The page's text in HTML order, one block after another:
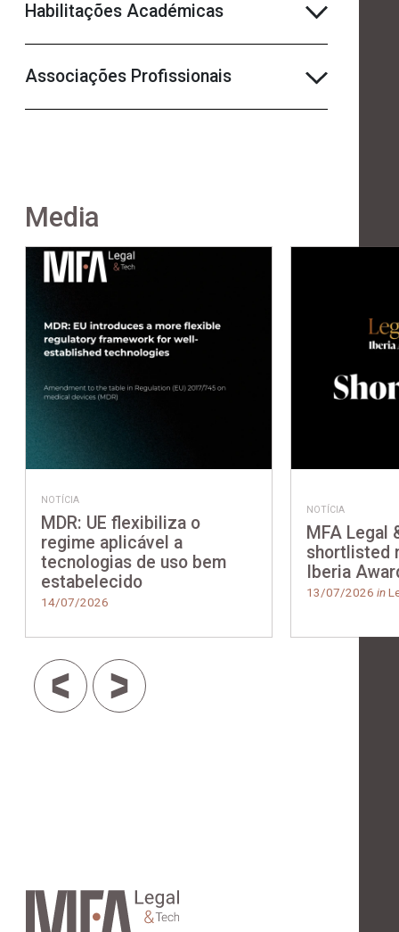
Habilitações Académicas
Associações Profissionais
Media
NOTÍCIA
MDR: UE flexibiliza o
regime aplicável a
tecnologias de uso bem
estabelecido
14/07/2026
NOTÍCIA
MFA Legal
shortlisted
Iberia
13/07/2026 in